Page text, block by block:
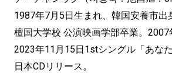
1987年7月5日生まれ、韓国安養市出
檀国大学校 公演映画学部卒業。2007
2023年11月15日1stシングル「あな
日本CDリリース。